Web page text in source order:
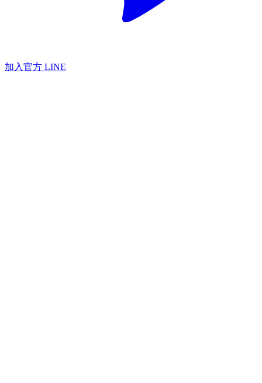
加入官方 LINE